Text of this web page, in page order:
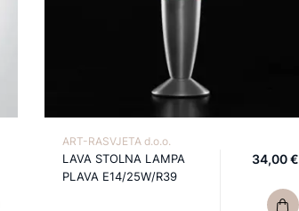
ART-RASVJETA d.o.o.
LAVA STOLNA LAMPA
PLAVA E14/25W/R39
34,00 €